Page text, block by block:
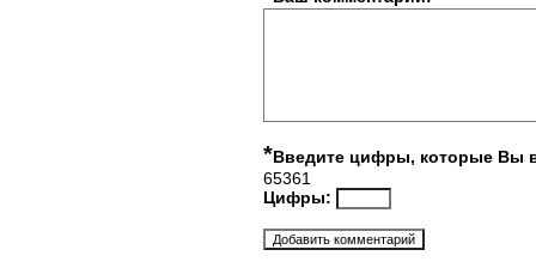
*Введите цифры, которые Вы
65361
Цифры: